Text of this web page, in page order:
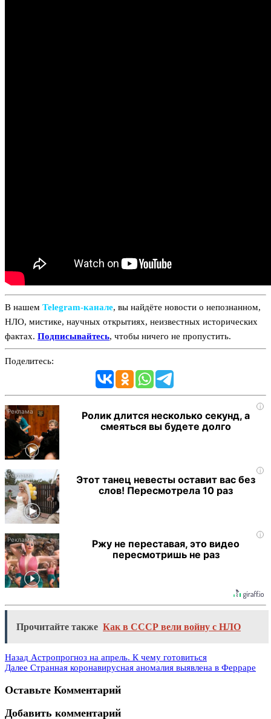
В нашем Telegram‑канале, вы найдёте новости о непознанном,
НЛО, мистике, научных открытиях, неизвестных исторических
фактах. Подписывайтесь, чтобы ничего не пропустить.
Поделитесь:
i
Ролик длится несколько секунд, а
смеяться вы будете долго
i
Этот танец невесты оставит вас без
слов! Пересмотрела 10 раз
i
Ржу не переставая, это видео
пересмотришь не раз
Прочитайте также Как в СССР вели войну с НЛО
Назад Астропрогноз на апрель. К чему готовиться
Далее Странная коронавирусная аномалия выявлена в Ферраре
Оставьте Комментарий
Добавить комментарий